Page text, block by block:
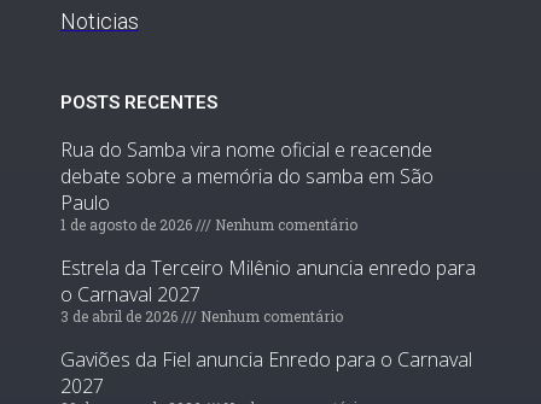
Noticias
POSTS RECENTES
Rua do Samba vira nome oficial e reacende
debate sobre a memória do samba em São
Paulo
1 de agosto de 2026 Nenhum comentário
Estrela da Terceiro Milênio anuncia enredo para
o Carnaval 2027
3 de abril de 2026 Nenhum comentário
Gaviões da Fiel anuncia Enredo para o Carnaval
2027